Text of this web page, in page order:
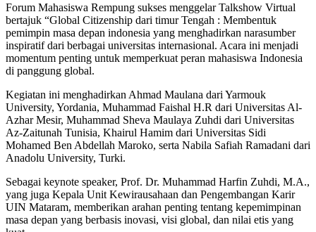
Forum Mahasiswa Rempung sukses menggelar Talkshow Virtual
bertajuk “Global Citizenship dari timur Tengah : Membentuk
pemimpin masa depan indonesia yang menghadirkan narasumber
inspiratif dari berbagai universitas internasional. Acara ini menjadi
momentum penting untuk memperkuat peran mahasiswa Indonesia
di panggung global.
Kegiatan ini menghadirkan Ahmad Maulana dari Yarmouk
University, Yordania, Muhammad Faishal H.R dari Universitas Al-
Azhar Mesir, Muhammad Sheva Maulaya Zuhdi dari Universitas
Az-Zaitunah Tunisia, Khairul Hamim dari Universitas Sidi
Mohamed Ben Abdellah Maroko, serta Nabila Safiah Ramadani dari
Anadolu University, Turki.
Sebagai keynote speaker, Prof. Dr. Muhammad Harfin Zuhdi, M.A.,
yang juga Kepala Unit Kewirausahaan dan Pengembangan Karir
UIN Mataram, memberikan arahan penting tentang kepemimpinan
masa depan yang berbasis inovasi, visi global, dan nilai etis yang